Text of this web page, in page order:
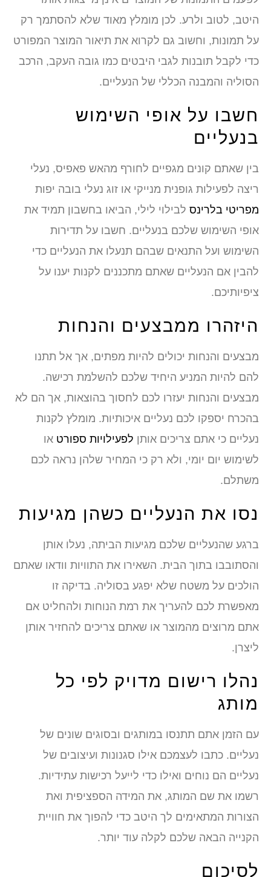
היטב, לטוב ולרע. לכן מומלץ מאוד שלא להסתמך רק
על תמונות, וחשוב גם לקרוא את תיאור המוצר המפורט
כדי לקבל תובנות לגבי היבטים כמו גובה העקב, הרכב
הסוליה והמבנה הכללי של הנעליים.
חשבו על אופי השימוש
בנעליים
בין שאתם קונים מגפיים לחורף מהאש פאפיס, נעלי
ריצה לפעילות גופנית מנייקי או זוג נעלי בובה יפות
מפריטי בלרינס לבילוי לילי, הביאו בחשבון תמיד את
אופי השימוש שלכם בנעליים. חשבו על תדירות
השימוש ועל התנאים שבהם תנעלו את הנעליים כדי
להבין אם הנעליים שאתם מתכננים לקנות יענו על
ציפיותיכם.
היזהרו ממבצעים והנחות
מבצעים והנחות יכולים להיות מפתים, אך אל תתנו
להם להיות המניע היחיד שלכם להשלמת רכישה.
מבצעים והנחות יעזרו לכם לחסוך בהוצאות, אך הם לא
בהכרח יספקו לכם נעליים איכותיות. מומלץ לקנות
נעליים כי אתם צריכים אותן לפעילויות ספורט או
לשימוש יום יומי, ולא רק כי המחיר שלהן נראה לכם
משתלם.
נסו את הנעליים כשהן מגיעות
ברגע שהנעליים שלכם מגיעות הביתה, נעלו אותן
והסתובבו בתוך הבית. השאירו את התוויות וודאו שאתם
הולכים על משטח שלא יפגע בסוליה. בדיקה זו
מאפשרת לכם להעריך את רמת הנוחות ולהחליט אם
אתם מרוצים מהמוצר או שאתם צריכים להחזיר אותן
ליצרן.
נהלו רישום מדויק לפי כל
מותג
עם הזמן אתם תתנסו במותגים ובסוגים שונים של
נעליים. כתבו לעצמכם אילו סגנונות ועיצובים של
נעליים הם נוחים ואילו כדי לייעל רכישות עתידיות.
רשמו את שם המותג, את המידה הספציפית ואת
הצורות המתאימים לך היטב כדי להפוך את חוויית
הקנייה הבאה שלכם לקלה עוד יותר.
לסיכום